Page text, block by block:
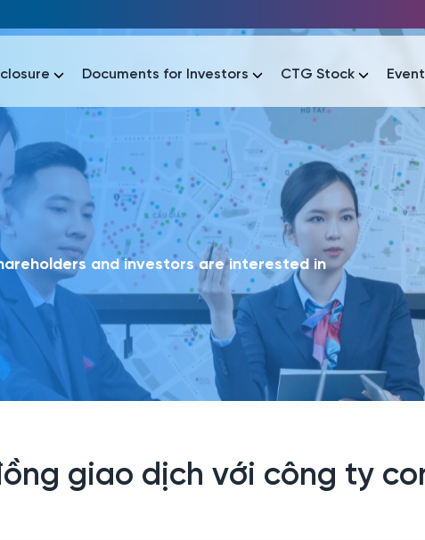
Popular
cáo tài chính Thông tin giao dịch Công bố thông tin Sự kiện
Documents for Investors CTG Stock
Popular
Thông tin giao dịch Công bố thông tin
and investors are interested in
giao dịch với công ty